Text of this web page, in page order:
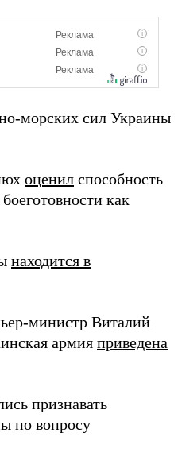
морских сил Украины
оценил способность
как
находится в
министр Виталий
армия приведена
признавать
по вопросу